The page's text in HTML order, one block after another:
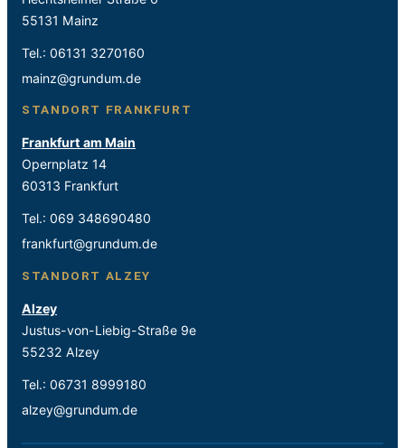
55131 Mainz
Tel.: 06131 3270160
mainz@grundum.de
STANDORT FRANKFURT
Frankfurt am Main
Opernplatz 14
60313 Frankfurt
Tel.: 069 348690480
frankfurt@grundum.de
STANDORT ALZEY
Alzey
Justus-von-Liebig-Straße 9e
55232 Alzey
Tel.: 06731 8999180
alzey@grundum.de